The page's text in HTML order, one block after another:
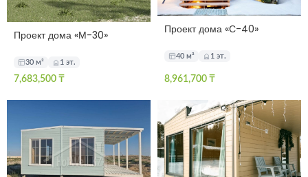
Проект дома «М-30»
30 м² 1 эт.
7,683,500 ₸
Проект дома «С-40»
40 м² 1 эт.
8,961,700 ₸